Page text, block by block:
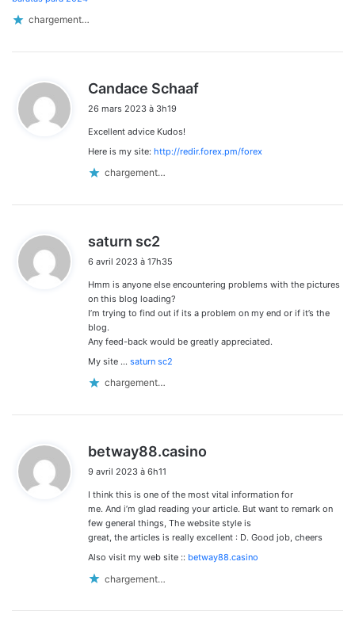
chargement…
Candace Schaaf
26 mars 2023 à 3h19
Excellent advice Kudos!
Here is my site: http://redir.forex.pm/forex
chargement…
saturn sc2
t
:
6 avril 2023 à 17h35
Hmm is anyone else encountering problems with the pictures
on this blog loading?
I’m trying to find out if its a problem on my end or if it’s the
blog.
Any feed-back would be greatly appreciated.
My site … saturn sc2
chargement…
betway88.casino
:
9 avril 2023 à 6h11
I think this is one of the most vital information for
me. And i’m glad reading your article. But want to remark on
few general things, The website style is
great, the articles is really excellent : D. Good job, cheers
Also visit my web site :: betway88.casino
chargement…